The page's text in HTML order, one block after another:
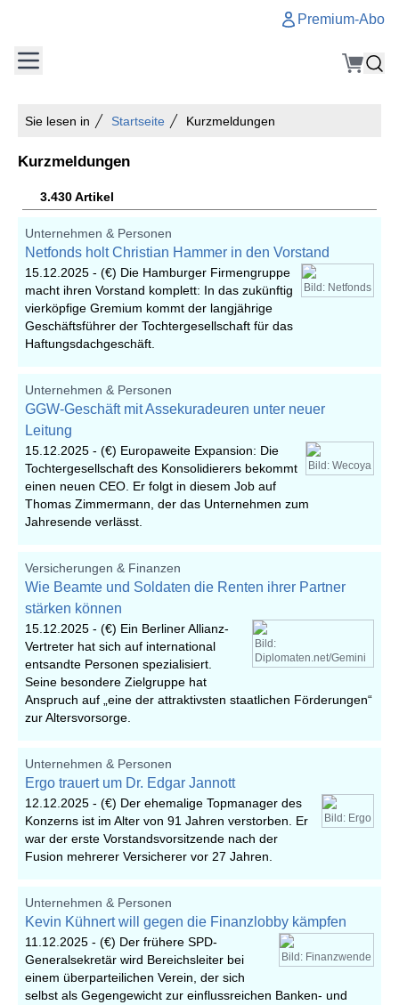
Premium-Abo
Sie lesen in Startseite Kurzmeldungen
Kurzmeldungen
3.430 Artikel
Unternehmen & Personen
Netfonds holt Christian Hammer in den Vorstand
Bild: Netfonds
15.12.2025 - (€) Die Hamburger Firmengruppe
macht ihren Vorstand komplett: In das zukünftig
vierköpfige Gremium kommt der langjährige
Geschäftsführer der Tochtergesellschaft für das
Haftungsdachgeschäft.
Unternehmen & Personen
GGW-Geschäft mit Assekuradeuren unter neuer
Leitung
Bild: Wecoya
15.12.2025 - (€) Europaweite Expansion: Die
Tochtergesellschaft des Konsolidierers bekommt
einen neuen CEO. Er folgt in diesem Job auf
Thomas Zimmermann, der das Unternehmen zum
Jahresende verlässt.
Versicherungen & Finanzen
Wie Beamte und Soldaten die Renten ihrer Partner
stärken können
Bild:
Diplomaten.net/Gemini
15.12.2025 - (€) Ein Berliner Allianz-
Vertreter hat sich auf international
entsandte Personen spezialisiert.
Seine besondere Zielgruppe hat
Anspruch auf „eine der attraktivsten staatlichen Förderungen“
zur Altersvorsorge.
Unternehmen & Personen
Ergo trauert um Dr. Edgar Jannott
Bild: Ergo
12.12.2025 - (€) Der ehemalige Topmanager des
Konzerns ist im Alter von 91 Jahren verstorben. Er
war der erste Vorstandsvorsitzende nach der
Fusion mehrerer Versicherer vor 27 Jahren.
Unternehmen & Personen
Kevin Kühnert will gegen die Finanzlobby kämpfen
Bild: Finanzwende
11.12.2025 - (€) Der frühere SPD-
Generalsekretär wird Bereichsleiter bei
einem überparteilichen Verein, der sich
selbst als Gegengewicht zur einflussreichen Banken- und